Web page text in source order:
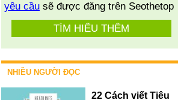
yêu cầu sẽ được đăng trên Seothetop
TÌM HIỂU THÊM
NHIỀU NGƯỜI ĐỌC
22 Cách viết Tiêu